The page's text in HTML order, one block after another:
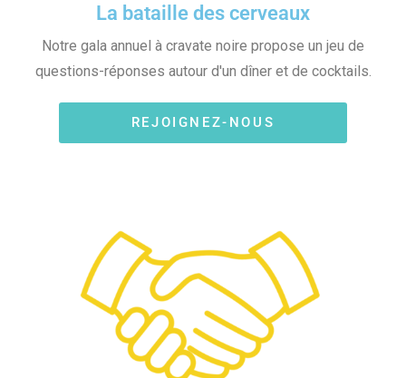
La bataille des cerveaux
Notre gala annuel à cravate noire propose un jeu de
questions-réponses autour d'un dîner et de cocktails.
REJOIGNEZ-NOUS